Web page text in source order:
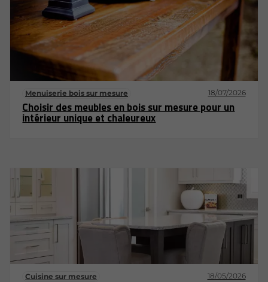
Menuiserie bois sur mesure 18/07/2026
Choisir des meubles en bois sur mesure pour un
intérieur unique et chaleureux
Cuisine sur mesure 18/05/2026